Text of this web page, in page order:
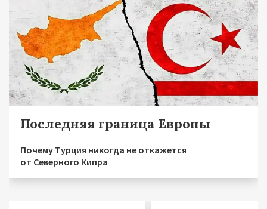
Последняя граница Европы
Почему Турция никогда не откажется
от Северного Кипра